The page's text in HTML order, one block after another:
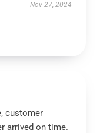
Nov 27, 2024
customer
arrived on time.